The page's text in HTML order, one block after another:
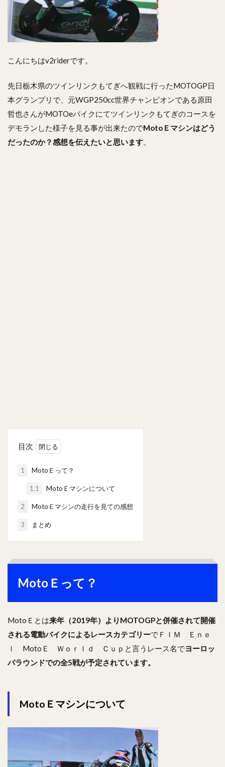
こんにちはv2riderです。
先日栃木県のツインリンクもてぎへ観戦に行ったMOTOGP日
本グランプリで、元WGP250cc世界チャンピオンである原田
哲也さんがMOTOeバイクにてツインリンクもてぎのコースを
デモランした様子を見る事が出来たのでMotoＥマシンはどう
だったのか？感想を伝えたいと思います。
目次
1 MotoＥって？
1.1 MotoＥマシンについて
2 MotoＥマシンの走行を見ての感想
3 まとめ
MotoＥって？
MotoＥとは来年（2019年）よりMOTOGPと併催されて開催
される電動バイクによるレースカテゴリーでＦＩＭ Ｅｎｅ
ｌ MotoＥ Ｗｏｒｌｄ Ｃｕｐと言うレース名でヨーロッ
パラウンドでの全5戦が予定されています。
MotoＥマシンについて